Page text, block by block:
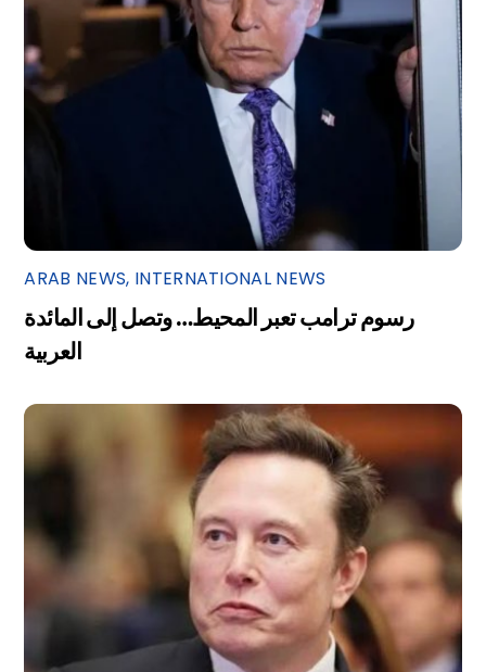
ARAB NEWS, INTERNATIONAL NEWS
رسوم ترامب تعبر المحيط… وتصل إلى المائدة
العربية